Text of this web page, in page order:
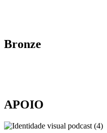
Bronze
APOIO